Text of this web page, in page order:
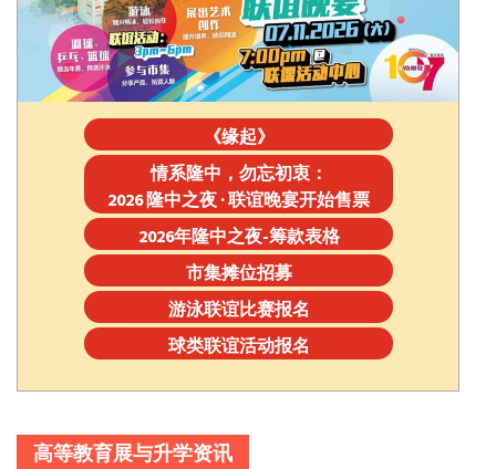
《缘起》
情系隆中，勿忘初衷：
2026 隆中之夜 · 联谊晚宴开始售票
2026年隆中之夜-筹款表格
市集摊位招募
游泳联谊比赛报名
球类联谊活动报名
高等教育展与升学资讯